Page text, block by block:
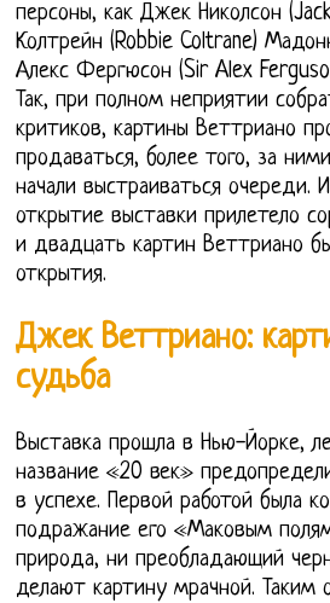
персоны, как Джек Николсон
Колтрейн (Robbie Coltrane)
Алекс Фергюсон (Sir Alex
Так, при полном неприятии
критиков, картины Веттриано
продаваться, более того, за
начали выстраиваться очереди.
открытие выставки прилетело
и двадцать картин Веттриано
открытия.
Джек Веттриано:
судьба
Выставка прошла в Нью-Йорке,
название «20 век»
в успехе. Первой работой была
подражание его «Маковым
природа, ни преобладающий
делают картину мрачной. Таким